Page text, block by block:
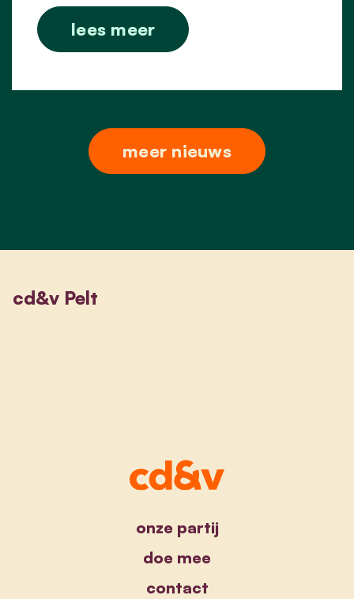
lees meer
meer nieuws
cd&v Pelt
onze partij
doe mee
contact